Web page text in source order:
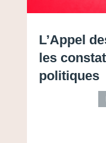
L’Appel
les
politiques